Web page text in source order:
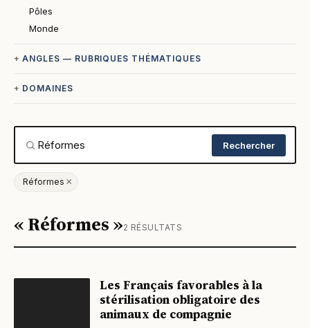
Pôles
Monde
ANGLES — RUBRIQUES THÉMATIQUES
DOMAINES
Rechercher
Réformes ×
« Réformes »2 RÉSULTATS
Les Français favorables à la
stérilisation obligatoire des
animaux de compagnie